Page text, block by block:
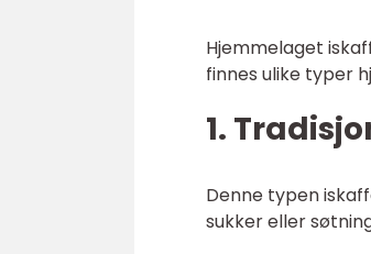
Hjemmelaget
finnes ulike typer
1.
Denne typen
sukker eller